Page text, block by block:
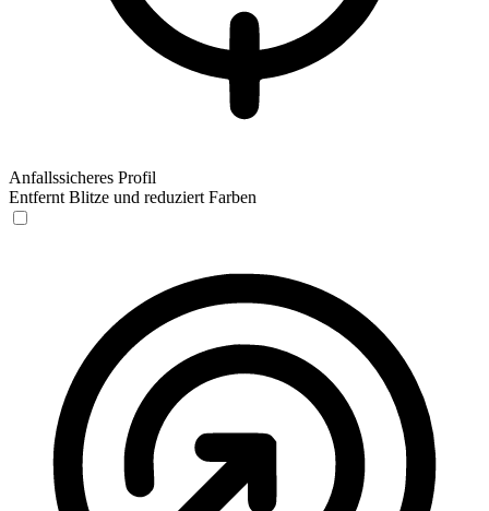
Anfallssicheres Profil
Entfernt Blitze und reduziert Farben